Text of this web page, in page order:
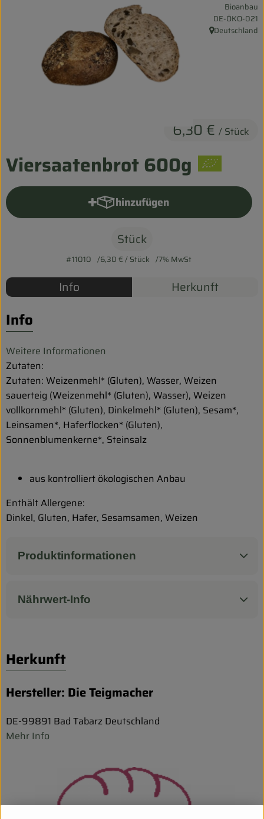
Entspannt durch die FERIEN
Obst & Gemüse
Kühltheke
Kosmetik
Biokorb so geht`s
Pferdepension & Reitbetrieb
Firmenkunden
Viersaatenbrot 600g
6,30 € / Stück
Bioanbau
, Kontrollstelle:
DE-ÖKO-021
, Herkunft:
Deutschland
hinzufügen
Produkt zum Warenkorb
Stück
#11010 6,30 €/ Stück 7% MwSt
Info Herkunft
Info
Weitere Informationen
Zutaten:
Zutaten: Weizenmehl* (Gluten), Wasser, Weizen
sauerteig (Weizenmehl* (Gluten), Wasser), Weizen
vollkornmehl* (Gluten), Dinkelmehl* (Gluten), Sesam*,
Leinsamen*, Haferflocken* (Gluten),
Sonnenblumenkerne*, Steinsalz
aus kontrolliert ökologischen Anbau
Enthält Allergene:
Dinkel, Gluten, Hafer, Sesamsamen, Weizen
Produktinformationen
Nährwert-Info
Herkunft
Hersteller: Die Teigmacher
DE-99891 Bad Tabarz Deutschland
Mehr Info